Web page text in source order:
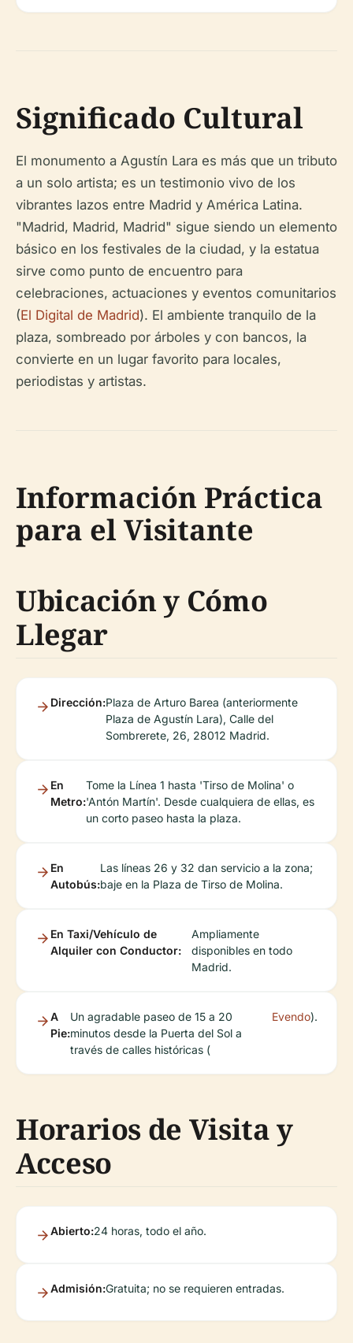
Significado Cultural
El monumento a Agustín Lara es más que un tributo
a un solo artista; es un testimonio vivo de los
vibrantes lazos entre Madrid y América Latina.
"Madrid, Madrid, Madrid" sigue siendo un elemento
básico en los festivales de la ciudad, y la estatua
sirve como punto de encuentro para
celebraciones, actuaciones y eventos comunitarios
(El Digital de Madrid). El ambiente tranquilo de la
plaza, sombreado por árboles y con bancos, la
convierte en un lugar favorito para locales,
periodistas y artistas.
Información Práctica
para el Visitante
Ubicación y Cómo
Llegar
Dirección:Plaza de Arturo Barea (anteriormente
Plaza de Agustín Lara), Calle del
Sombrerete, 26, 28012 Madrid.
En
Metro:
Tome la Línea 1 hasta 'Tirso de Molina' o
'Antón Martín'. Desde cualquiera de ellas, es
un corto paseo hasta la plaza.
En
Autobús:
Las líneas 26 y 32 dan servicio a la zona;
baje en la Plaza de Tirso de Molina.
En Taxi/Vehículo de
Alquiler con Conductor:
Ampliamente
disponibles en todo
Madrid.
A
Pie:
Un agradable paseo de 15 a 20
minutos desde la Puerta del Sol a
través de calles históricas (
Evendo).
Horarios de Visita y
Acceso
Abierto:24 horas, todo el año.
Admisión:Gratuita; no se requieren entradas.